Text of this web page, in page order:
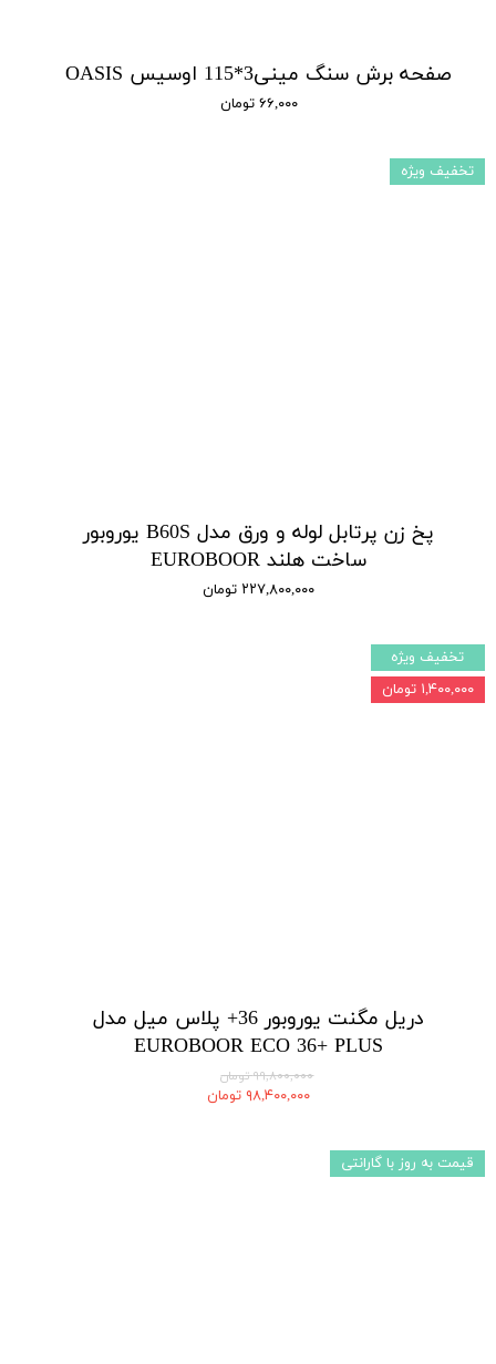
صفحه برش سنگ مینی3*115 اوسیس OASIS
۶۶,۰۰۰ تومان
پخ زن پرتابل لوله و ورق مدل B60S یوروبور
ساخت هلند EUROBOOR
۲۲۷,۸۰۰,۰۰۰ تومان
تخفیف ویژه
دریل مگنت یوروبور 36+ پلاس میل مدل
EUROBOOR ECO 36+ PLUS
۹۹,۸۰۰,۰۰۰ تومان
۹۸,۴۰۰,۰۰۰ تومان
تخفیف ویژه
۱,۴۰۰,۰۰۰ تومان
قیمت به روز با گارانتی